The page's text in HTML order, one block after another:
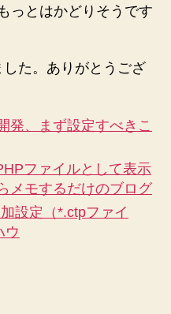
っとはかどりそうです
た。ありがとうござ
発、まず設定すべきこ
ファイルとして表示
メモするだけのブログ
設定（*.ctpファイ
ウ